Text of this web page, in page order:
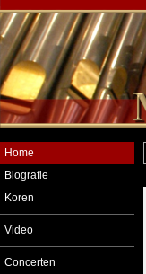
Home
Biografie
Koren
Video
Concerten